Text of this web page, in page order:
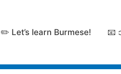
✏️ Let’s learn Burmese! 📧